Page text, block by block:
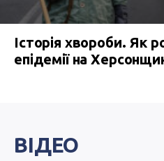
Історія хвороби. Як
епідемії на
ВІДЕО